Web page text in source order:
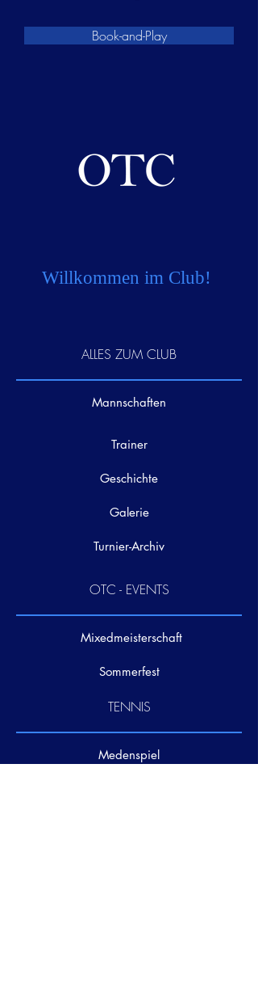
Book-and-Play
Willkommen im Club!
ALLES ZUM CLUB
Mannschaften
Trainer
Geschichte
Galerie
Turnier-Archiv
OTC - EVENTS
Mixedmeisterschaft
Sommerfest
TENNIS
Medenspiel